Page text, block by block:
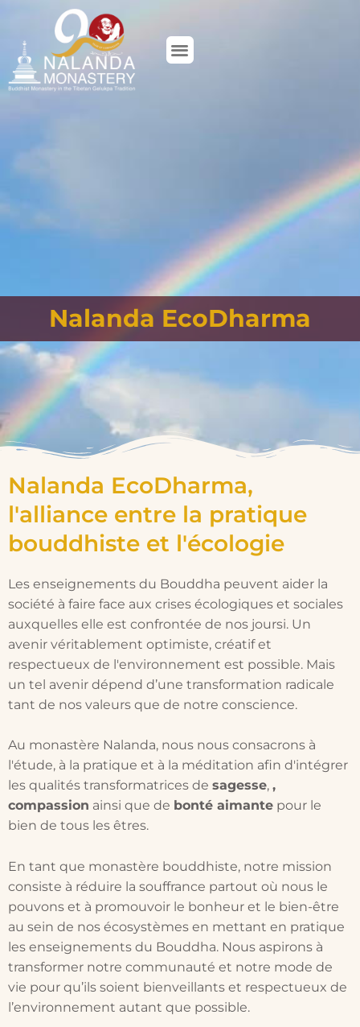
Nalanda EcoDharma
Nalanda EcoDharma,
l'alliance entre la pratique
bouddhiste et l'écologie
Les enseignements du Bouddha peuvent aider la
société à faire face aux crises écologiques et sociales
auxquelles elle est confrontée de nos joursi. Un
avenir véritablement optimiste, créatif et
respectueux de l'environnement est possible. Mais
un tel avenir dépend d’une transformation radicale
tant de nos valeurs que de notre conscience.
Au monastère Nalanda, nous nous consacrons à
l'étude, à la pratique et à la méditation afin d'intégrer
les qualités transformatrices de sagesse, ,
compassion ainsi que de bonté aimante pour le
bien de tous les êtres.
En tant que monastère bouddhiste, notre mission
consiste à réduire la souffrance partout où nous le
pouvons et à promouvoir le bonheur et le bien-être
au sein de nos écosystèmes en mettant en pratique
les enseignements du Bouddha. Nous aspirons à
transformer notre communauté et notre mode de
vie pour qu’ils soient bienveillants et respectueux de
l’environnement autant que possible.